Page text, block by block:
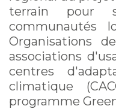
terrain pour
communautés
Organisations
associations
centres
climatique
programme